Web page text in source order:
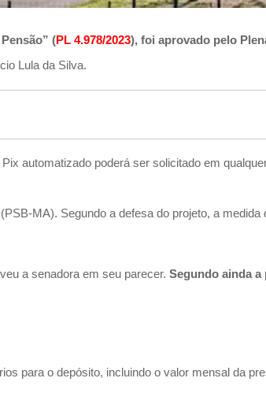
(PL 4.978/2023), foi aprovado pelo
Lula da Silva.
automatizado poderá ser solicitado em
MA). Segundo a defesa do projeto, a
a senadora em seu parecer.Segundo ainda a
para o depósito, incluindo o valor mensal da